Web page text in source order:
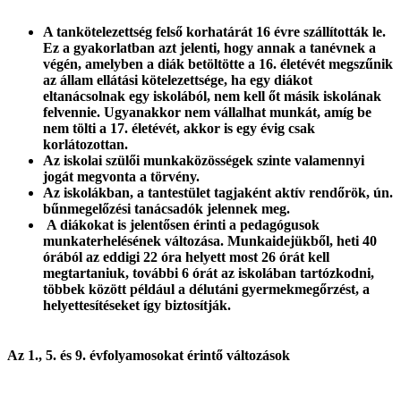
A tankötelezettség felső korhatárát 16 évre szállították le.
Ez a gyakorlatban azt jelenti, hogy annak a tanévnek a
végén, amelyben a diák betöltötte a 16. életévét megszűnik
az állam ellátási kötelezettsége, ha egy diákot
eltanácsolnak egy iskolából, nem kell őt másik iskolának
felvennie. Ugyanakkor nem vállalhat munkát, amíg be
nem tölti a 17. életévét, akkor is egy évig csak
korlátozottan.
Az iskolai szülői munkaközösségek szinte valamennyi
jogát megvonta a törvény.
Az iskolákban, a tantestület tagjaként aktív rendőrök, ún.
bűnmegelőzési tanácsadók jelennek meg.
A diákokat is jelentősen érinti a pedagógusok
munkaterhelésének változása. Munkaidejükből, heti 40
órából az eddigi 22 óra helyett most 26 órát kell
megtartaniuk, további 6 órát az iskolában tartózkodni,
többek között például a délutáni gyermekmegőrzést, a
helyettesítéseket így biztosítják.
Az 1., 5. és 9. évfolyamosokat érintő változások